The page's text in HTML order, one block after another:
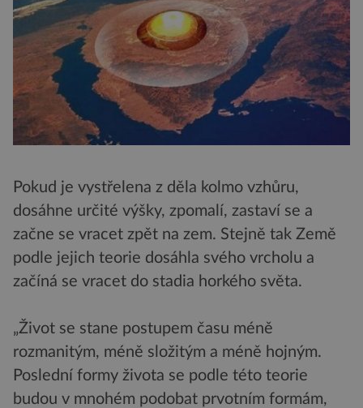
Pokud je vystřelena z děla kolmo vzhůru,
dosáhne určité výšky, zpomalí, zastaví se a
začne se vracet zpět na zem. Stejně tak Země
podle jejich teorie dosáhla svého vrcholu a
začíná se vracet do stadia horkého světa.
„Život se stane postupem času méně
rozmanitým, méně složitým a méně hojným.
Poslední formy života se podle této teorie
budou v mnohém podobat prvotním formám,